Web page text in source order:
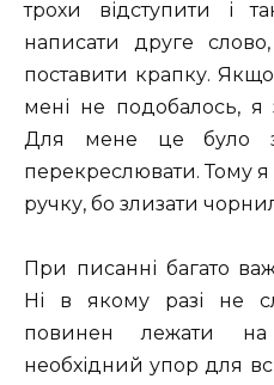
трохи відступити і
написати друге
поставити крапку.
мені не подобалось, я
Для мене це було
перекреслювати. Тому
ручку, бо злизати
При писанні багато
Ні в якому разі не
повинен лежати
необхідний упор для